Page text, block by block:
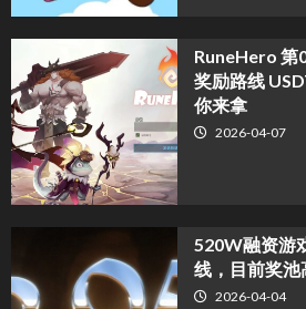
RuneHero 第
奖励路线
你来拿
2026-04-07
520W融资游
线，目前奖池
2026-04-04